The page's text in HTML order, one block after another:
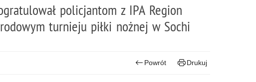
policjantom z IPA Region
turnieju piłki nożnej w Sochi
Powrót Drukuj